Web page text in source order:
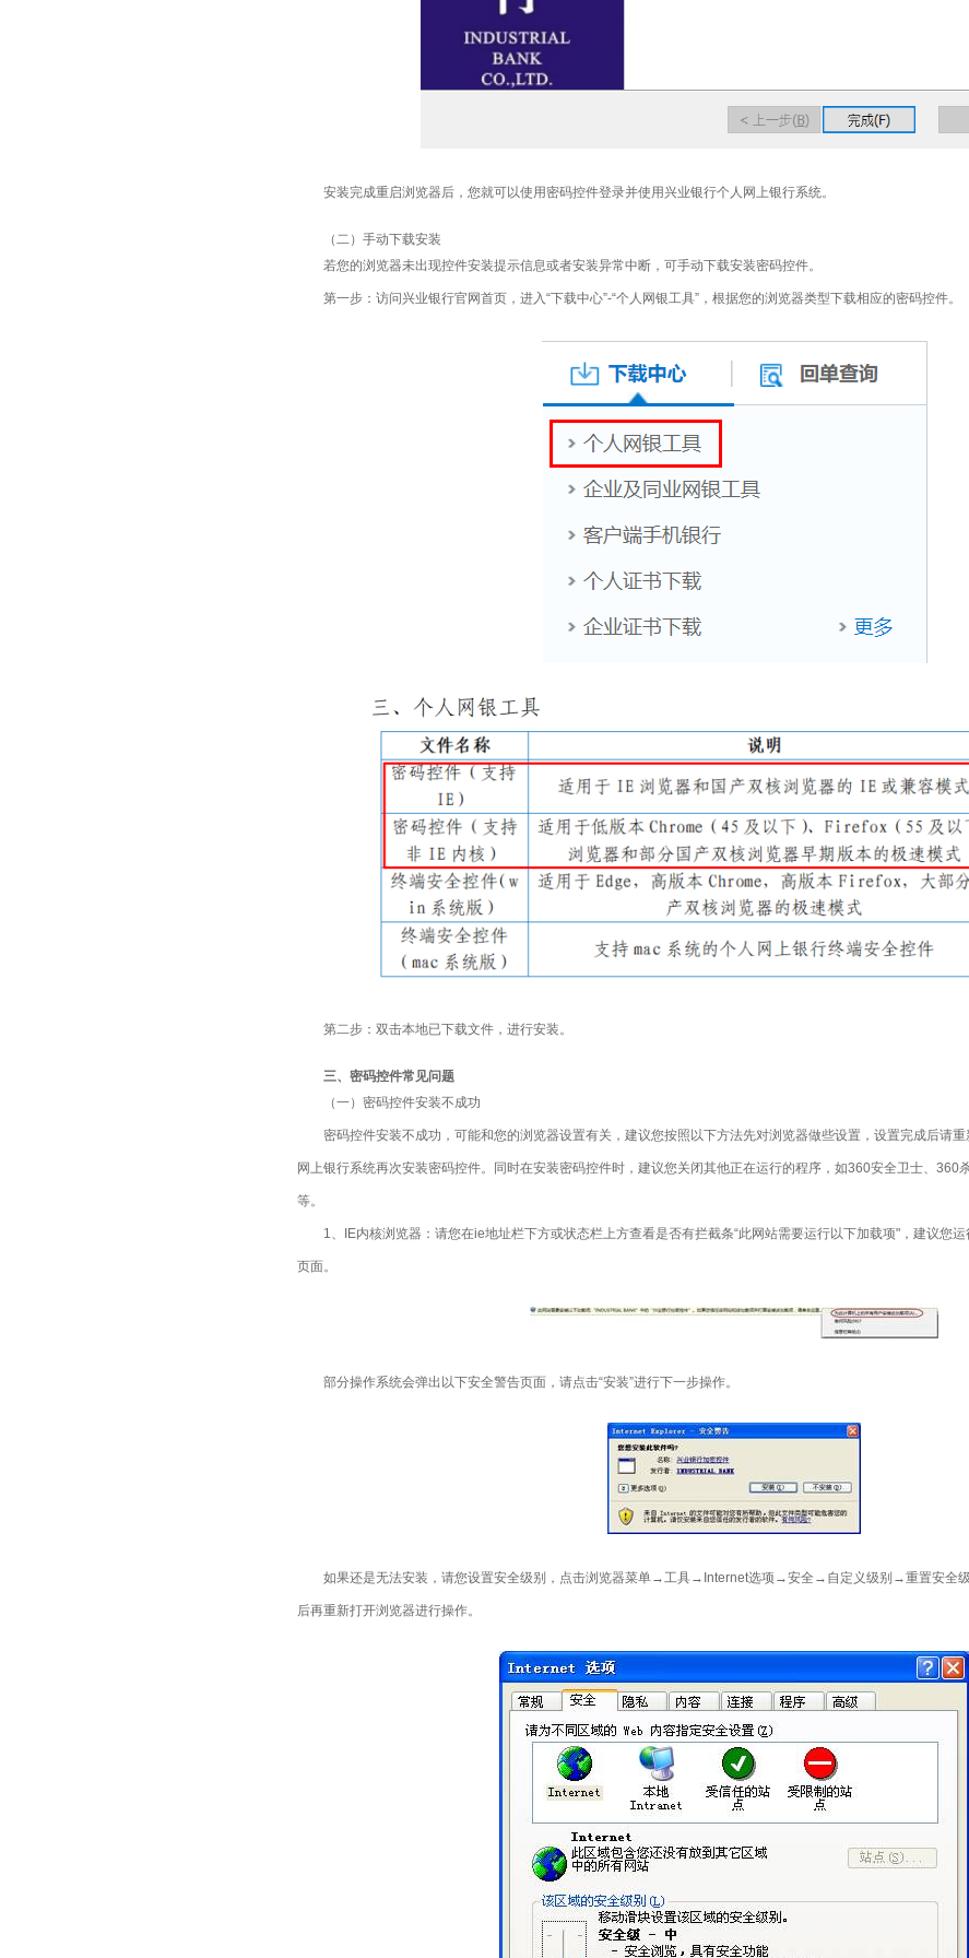
安装完成重启浏览器后，您就可以使用密码控件登录并使用兴业银行个人网上银行系统。
（二）手动下载安装
若您的浏览器未出现控件安装提示信息或者安装异常中断，可手动下载安装密码控件。
第一步：访问兴业银行官网首页，进入“下载中心”-“个人网银工具”，根据您的浏览器类型下载相应的密码控件。
第二步：双击本地已下载文件，进行安装。
三、密码控件常见问题
（一）密码控件安装不成功
密码控件安装不成功，可能和您的浏览器设置有关，建议您按照以下方法先对浏览器做些设置，设置完成后请
网上银行系统再次安装密码控件。同时在安装密码控件时，建议您关闭其他正在运行的程序，如360安全卫士、360
等。
1、IE内核浏览器：请您在ie地址栏下方或状态栏上方查看是否有拦截条“此网站需要运行以下加载项"，建议您
页面。
部分操作系统会弹出以下安全警告页面，请点击“安装”进行下一步操作。
如果还是无法安装，请您设置安全级别，点击浏览器菜单→工具→Internet选项→安全→自定义级别→重置安全级
后再重新打开浏览器进行操作。